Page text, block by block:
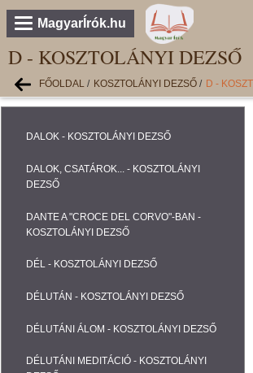
MagyarÍrók.hu
D - KOSZTOLÁNYI DEZSŐ
FŐOLDAL / KOSZTOLÁNYI DEZSŐ / D -
DALOK - KOSZTOLÁNYI DEZSŐ
DALOK, CSATÁROK... - KOSZTOLÁNYI
DEZSŐ
DANTE A "CROCE DEL CORVO"-BAN -
KOSZTOLÁNYI DEZSŐ
DÉL - KOSZTOLÁNYI DEZSŐ
DÉLUTÁN - KOSZTOLÁNYI DEZSŐ
DÉLUTÁNI ÁLOM - KOSZTOLÁNYI DEZSŐ
DÉLUTÁNI MEDITÁCIÓ - KOSZTOLÁNYI